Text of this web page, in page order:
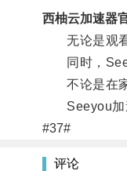
西柚云加速器
无论是观看
同时，
不论是在家
Seeyou加速
#37#
评论